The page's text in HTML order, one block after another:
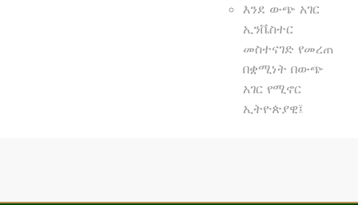
እንደ ውጭ አገር
ኢንቬስተር
መስተናገድ የመረጠ
በቋሚነት በውጭ
አገር የሚኖር
ኢትዮጵያዊ፤